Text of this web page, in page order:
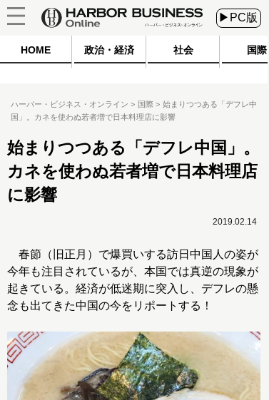
▶PC版
HOME 政治・経済 社会 国際
ハーバー・ビジネス・オンライン 国際
始まりつつある「デフレ中
国」。カネを使わぬ若者増で日本料理店に影響
始まりつつある「デフレ中国」。
カネを使わぬ若者増で日本料理店
に影響
2019.02.14
春節（旧正月）で爆買いする訪日中国人の姿が
今年も注目されているが、本国では真逆の現象が
起きている。経済が低迷期に突入し、デフレの懸
念も出てきた中国の今をリポートする！